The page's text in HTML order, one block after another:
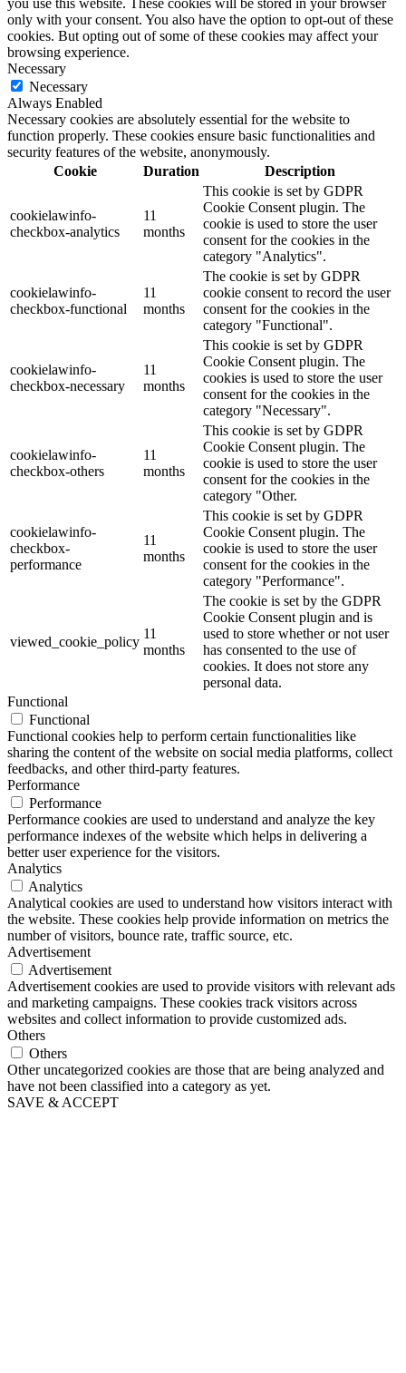
you use this website. These cookies will be stored in your browser
only with your consent. You also have the option to opt-out of these
cookies. But opting out of some of these cookies may affect your
browsing experience.
Necessary
Necessary
Always Enabled
Necessary cookies are absolutely essential for the website to
function properly. These cookies ensure basic functionalities and
security features of the website, anonymously.
Cookie
Duration Description
cookielawinfo-
checkbox-analytics
11
months
This cookie is set by GDPR
Cookie Consent plugin. The
cookie is used to store the user
consent for the cookies in the
category "Analytics".
cookielawinfo-
checkbox-functional
11
months
The cookie is set by GDPR
cookie consent to record the user
consent for the cookies in the
category "Functional".
cookielawinfo-
checkbox-necessary
11
months
This cookie is set by GDPR
Cookie Consent plugin. The
cookies is used to store the user
consent for the cookies in the
category "Necessary".
cookielawinfo-
checkbox-others
11
months
This cookie is set by GDPR
Cookie Consent plugin. The
cookie is used to store the user
consent for the cookies in the
category "Other.
cookielawinfo-
checkbox-
performance
11
months
This cookie is set by GDPR
Cookie Consent plugin. The
cookie is used to store the user
consent for the cookies in the
category "Performance".
viewed_cookie_policy
11
months
The cookie is set by the GDPR
Cookie Consent plugin and is
used to store whether or not user
has consented to the use of
cookies. It does not store any
personal data.
Functional
Functional
Functional cookies help to perform certain functionalities like
sharing the content of the website on social media platforms, collect
feedbacks, and other third-party features.
Performance
Performance
Performance cookies are used to understand and analyze the key
performance indexes of the website which helps in delivering a
better user experience for the visitors.
Analytics
Analytics
Analytical cookies are used to understand how visitors interact with
the website. These cookies help provide information on metrics the
number of visitors, bounce rate, traffic source, etc.
Advertisement
Advertisement
Advertisement cookies are used to provide visitors with relevant ads
and marketing campaigns. These cookies track visitors across
websites and collect information to provide customized ads.
Others
Others
Other uncategorized cookies are those that are being analyzed and
have not been classified into a category as yet.
SAVE & ACCEPT